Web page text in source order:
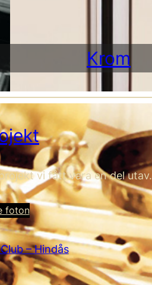
Krom
vi fått vara en del utav.
foton
– Hindås